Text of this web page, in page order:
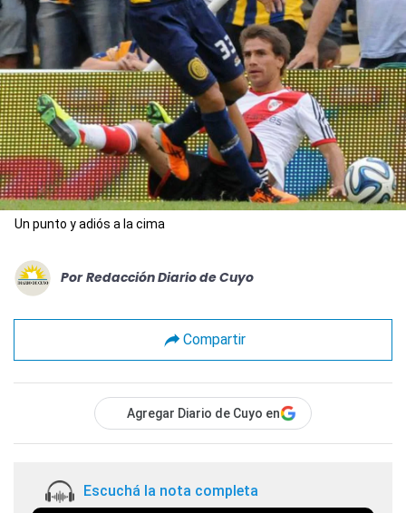
Un punto y adiós a la cima
Por Redacción Diario de Cuyo
Compartir
Agregar Diario de Cuyo en
Escuchá la nota completa